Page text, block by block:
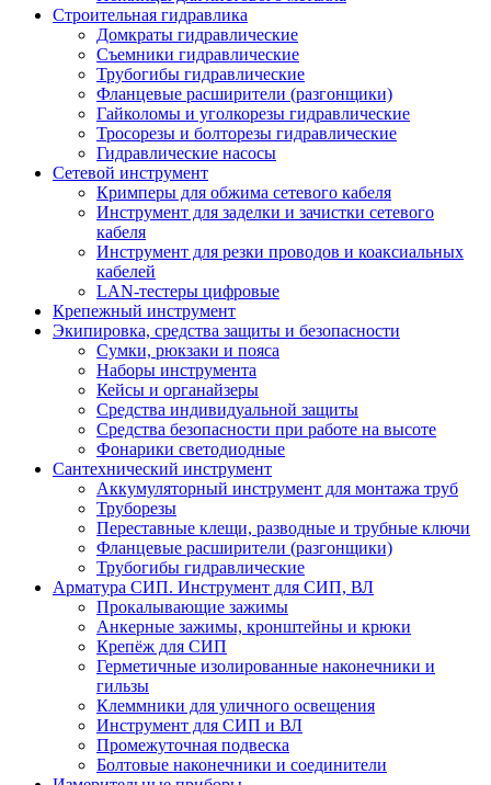
Строительная гидравлика
Домкраты гидравлические
Съемники гидравлические
Трубогибы гидравлические
Фланцевые расширители (разгонщики)
Гайколомы и уголкорезы гидравлические
Тросорезы и болторезы гидравлические
Гидравлические насосы
Сетевой инструмент
Кримперы для обжима сетевого кабеля
Инструмент для заделки и зачистки сетевого
кабеля
Инструмент для резки проводов и коаксиальных
кабелей
LAN-тестеры цифровые
Крепежный инструмент
Экипировка, средства защиты и безопасности
Сумки, рюкзаки и пояса
Наборы инструмента
Кейсы и органайзеры
Средства индивидуальной защиты
Средства безопасности при работе на высоте
Фонарики светодиодные
Сантехнический инструмент
Аккумуляторный инструмент для монтажа труб
Труборезы
Переставные клещи, разводные и трубные ключи
Фланцевые расширители (разгонщики)
Трубогибы гидравлические
Арматура СИП. Инструмент для СИП, ВЛ
Прокалывающие зажимы
Анкерные зажимы, кронштейны и крюки
Крепёж для СИП
Герметичные изолированные наконечники и
гильзы
Клеммники для уличного освещения
Инструмент для СИП и ВЛ
Промежуточная подвеска
Болтовые наконечники и соединители